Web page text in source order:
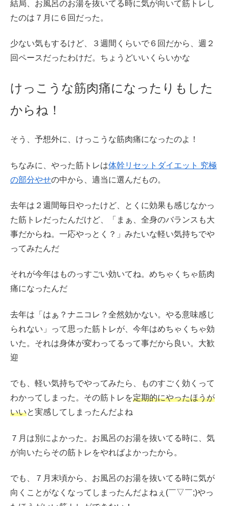
結局、お風呂のお湯を抜いてる時に気が向いて筋トレし
たのは７月に６回だった。
少ない気もするけど、３週間くらいで６回だから、週２
回ペースだったわけだ。ちょうどいいくらいかな
けっこうな筋肉痛になったりもした
からね！
そう、予想外に、けっこうな筋肉痛になったのよ！
ちなみに、やった筋トレは体幹リセットダイエット 究極
の部分やせの中から、適当に選んだもの。
去年は２週間毎日やったけど、とくに効果も感じなかっ
た筋トレだったんだけど、「まぁ、全身のバランスも大
事だからね。一応やっとく？」みたいな軽い気持ちでや
ってみたんだ
それが今年はものっすごい効いてね。めちゃくちゃ筋肉
痛になったんだ
去年は「はぁ？ナニコレ？全然効かない。やる意味感じ
られない」って思った筋トレが、今年はめちゃくちゃ効
いた。それは身体が変わってるって事だから良い。大歓
迎
でも、軽い気持ちでやってみたら、ものすごく効くって
わかってしまった。その筋トレを定期的にやったほうが
いいと実感してしまったんだよね
７月は別によかった。お風呂のお湯を抜いてる時に、気
が向いたらその筋トレをやればよかったから。
でも、７月末頃から、お風呂のお湯を抜いてる時に気が
向くことがなくなってしまったんだよねぇ(￣▽￣;)やっ